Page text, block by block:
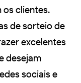
clientes.
de sorteio de
excelentes
desejam
sociais e